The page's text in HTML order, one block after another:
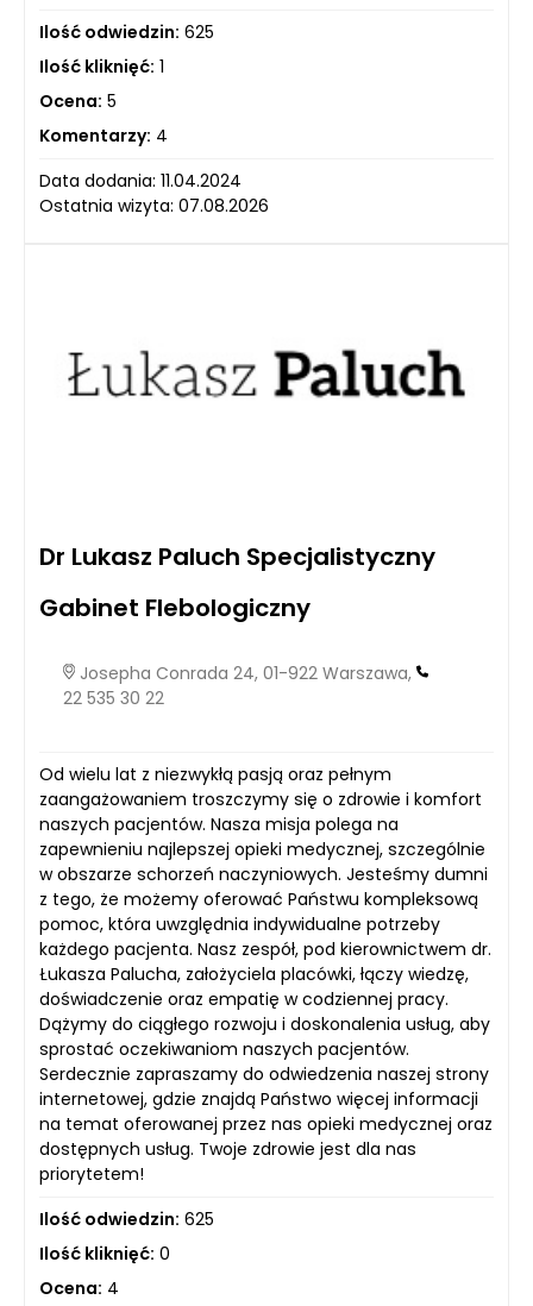
Ilość odwiedzin: 625
Ilość kliknięć: 1
Ocena: 5
Komentarzy: 4
Data dodania: 11.04.2024
Ostatnia wizyta: 07.08.2026
Dr Lukasz Paluch Specjalistyczny
Gabinet Flebologiczny
Josepha Conrada 24, 01-922 Warszawa,
22 535 30 22
Od wielu lat z niezwykłą pasją oraz pełnym
zaangażowaniem troszczymy się o zdrowie i komfort
naszych pacjentów. Nasza misja polega na
zapewnieniu najlepszej opieki medycznej, szczególnie
w obszarze schorzeń naczyniowych. Jesteśmy dumni
z tego, że możemy oferować Państwu kompleksową
pomoc, która uwzględnia indywidualne potrzeby
każdego pacjenta. Nasz zespół, pod kierownictwem dr.
Łukasza Palucha, założyciela placówki, łączy wiedzę,
doświadczenie oraz empatię w codziennej pracy.
Dążymy do ciągłego rozwoju i doskonalenia usług, aby
sprostać oczekiwaniom naszych pacjentów.
Serdecznie zapraszamy do odwiedzenia naszej strony
internetowej, gdzie znajdą Państwo więcej informacji
na temat oferowanej przez nas opieki medycznej oraz
dostępnych usług. Twoje zdrowie jest dla nas
priorytetem!
Ilość odwiedzin: 625
Ilość kliknięć: 0
Ocena: 4